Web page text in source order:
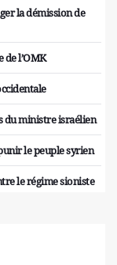
la démission de
l’OMK
du ministre israélien
le peuple syrien
le régime sioniste